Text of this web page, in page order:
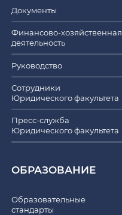
Документы
Финансово-хозяйственная
деятельность
Руководство
Сотрудники
Юридического факультета
Пресс-служба
Юридического факультета
ОБРАЗОВАНИЕ
Образовательные
стандарты